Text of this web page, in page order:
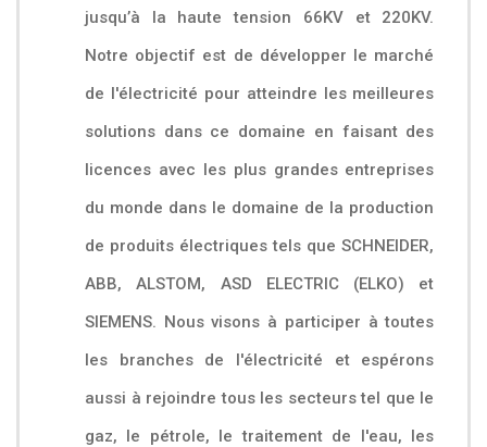
jusqu’à la haute tension 66KV et 220KV.
Notre objectif est de développer le marché
de l'électricité pour atteindre les meilleures
solutions dans ce domaine en faisant des
licences avec les plus grandes entreprises
du monde dans le domaine de la production
de produits électriques tels que SCHNEIDER,
ABB, ALSTOM, ASD ELECTRIC (ELKO) et
SIEMENS. Nous visons à participer à toutes
les branches de l'électricité et espérons
aussi à rejoindre tous les secteurs tel que le
gaz, le pétrole, le traitement de l'eau, les